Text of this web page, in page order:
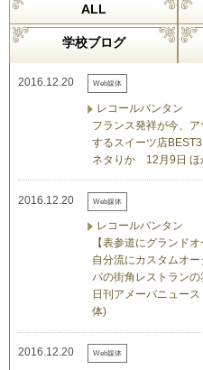
ALL
学校ブログ
2016.12.20 Web媒体
レコールバンタン
フランス発祥が今、
するスイーツ店BEST3
ネタりか 12月9日 ほ
2016.12.20 Web媒体
レコールバンタン
【表参道にグランド
自分流にカスタムオ
パの街角レストランの
日刊アメーバニュー
体)
2016.12.20 Web媒体